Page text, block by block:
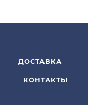
ДОСТАВКА
КОНТАКТЫ